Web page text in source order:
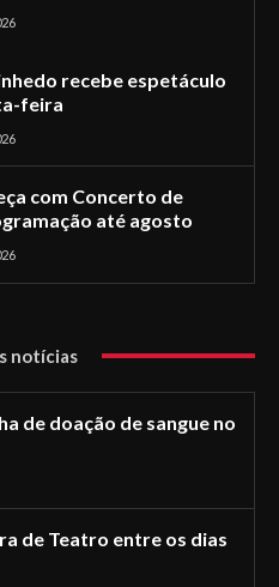
recebe espetáculo
feira
com Concerto de
até agosto
notícias
de doação de sangue no
de Teatro entre os dias